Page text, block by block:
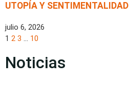
UTOPÍA Y SENTIMENTALIDAD
julio 6, 2026
1 2 3 … 10
Noticias